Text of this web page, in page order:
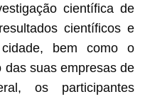
científica de
científicos e
bem como o
das suas empresas de
os participantes